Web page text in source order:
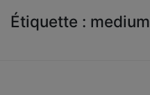
Étiquette : medium